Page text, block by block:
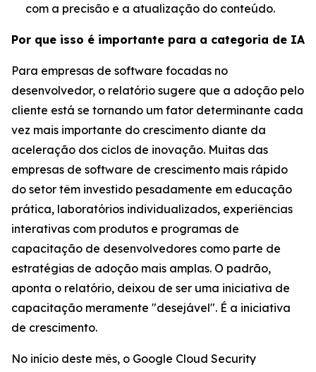
com a precisão e a atualização do conteúdo.
Por que isso é importante para a categoria de IA
Para empresas de software focadas no
desenvolvedor, o relatório sugere que a adoção pelo
cliente está se tornando um fator determinante cada
vez mais importante do crescimento diante da
aceleração dos ciclos de inovação. Muitas das
empresas de software de crescimento mais rápido
do setor têm investido pesadamente em educação
prática, laboratórios individualizados, experiências
interativas com produtos e programas de
capacitação de desenvolvedores como parte de
estratégias de adoção mais amplas. O padrão,
aponta o relatório, deixou de ser uma iniciativa de
capacitação meramente "desejável". É a iniciativa
de crescimento.
No início deste mês, o Google Cloud Security